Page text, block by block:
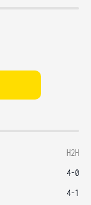
H2H
4-0
4-1